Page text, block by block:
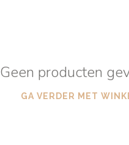
Geen producten
GA VERDER MET